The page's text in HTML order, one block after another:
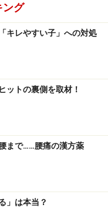
ング
キレやすい子」への対処
ットの裏側を取材！
まで……腰痛の漢方薬
」は本当？